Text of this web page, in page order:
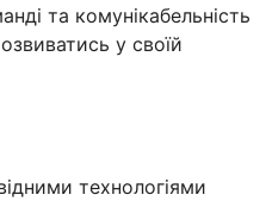
та комунікабельність
у своїй
технологіями